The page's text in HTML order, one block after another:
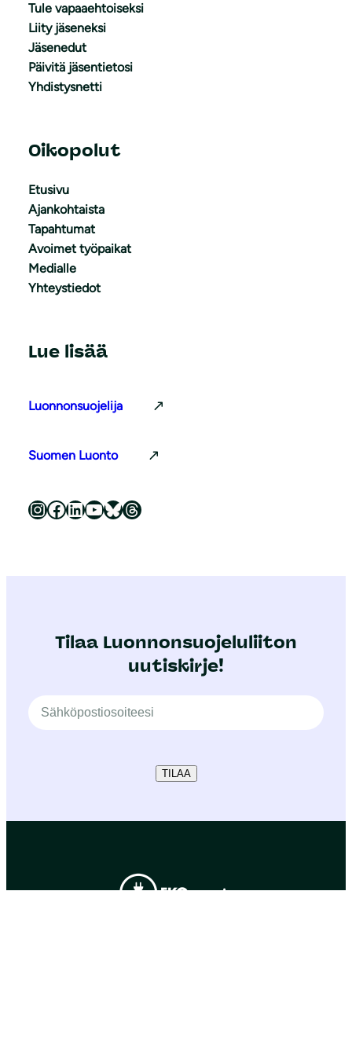
Tule vapaaehtoiseksi
Liity jäseneksi
Jäsenedut
Päivitä jäsentietosi
Yhdistysnetti
Oikopolut
Etusivu
Ajankohtaista
Tapahtumat
Avoimet työpaikat
Medialle
Yhteystiedot
Lue lisää
Luonnonsuojelija
Suomen Luonto
Luonnonsuojeluliitto Instagramissa Luonnonsuojeluliitto Facebookissa Luonnonsuojeluliitto LinkedInissä Luonnonsuojeluliiton YouTube-kanava Luonnonsuojeluliitto Blueskyssa Luonnonsuojeluliitto Threadsissa
Tilaa Luonnonsuojeluliiton
uutiskirje!
TILAA